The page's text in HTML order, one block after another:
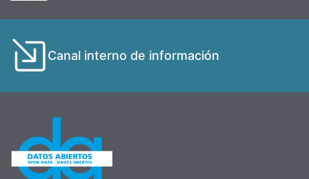
Canal interno de información